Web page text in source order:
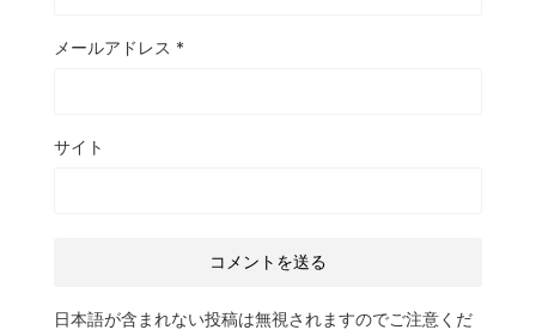
メールアドレス *
サイト
日本語が含まれない投稿は無視されますのでご注意くだ